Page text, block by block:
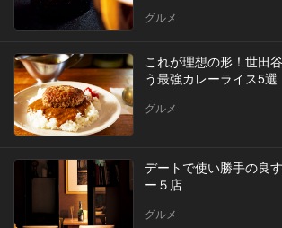
グルメ
これが理想の形！世田
う最強カレーライス5選
グルメ
デートで使い勝手の良
ー５店
グルメ